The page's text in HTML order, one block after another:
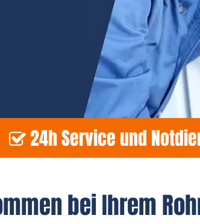
24h Service und
bei Ihrem